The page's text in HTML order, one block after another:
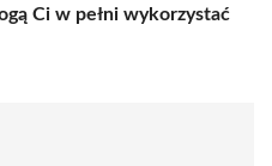
Ci w pełni wykorzystać